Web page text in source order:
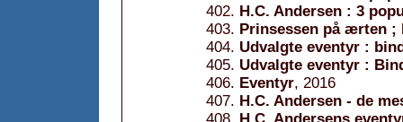
H.C. Andersen : 3
Prinsessen på ærten ;
Udvalgte eventyr :
Udvalgte eventyr :
Eventyr, 2016
H.C. Andersen - de